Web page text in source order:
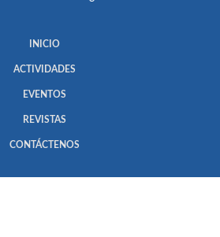
INICIO
ACTIVIDADES
EVENTOS
REVISTAS
CONTÁCTENOS